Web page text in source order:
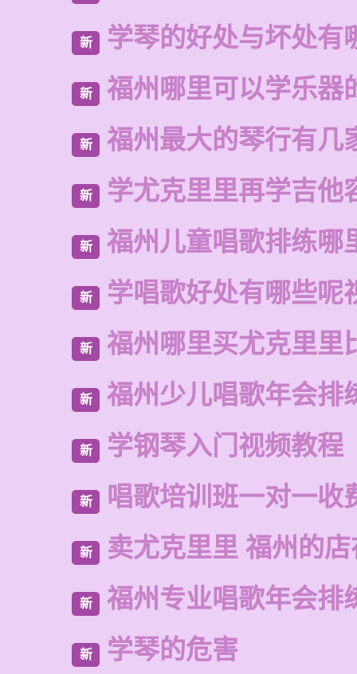
新 学琴的好处与坏处有
新 福州哪里可以学乐器
新 福州最大的琴行有几
新 学尤克里里再学吉他
新 福州儿童唱歌排练哪
新 学唱歌好处有哪些呢
新 福州哪里买尤克里里
新 福州少儿唱歌年会排
新 学钢琴入门视频教程
新 唱歌培训班一对一收
新 卖尤克里里 福州的
新 福州专业唱歌年会排
新 学琴的危害